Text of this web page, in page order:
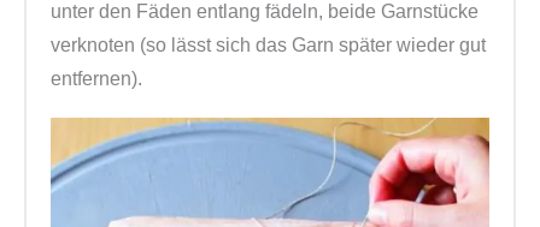
unter den Fäden entlang fädeln, beide Garnstücke
verknoten (so lässt sich das Garn später wieder gut
entfernen).